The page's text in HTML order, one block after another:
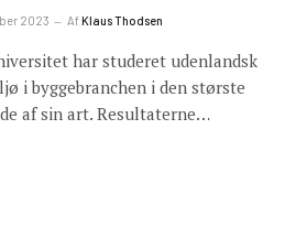
2023 AfKlaus Thodsen
har studeret udenlandsk
i byggebranchen i den største
af sin art. Resultaterne…